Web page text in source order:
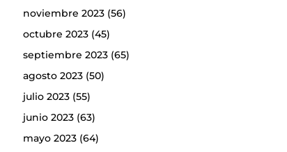
noviembre 2023(56)
octubre 2023(45)
septiembre 2023(65)
agosto 2023(50)
julio 2023(55)
junio 2023(63)
mayo 2023(64)